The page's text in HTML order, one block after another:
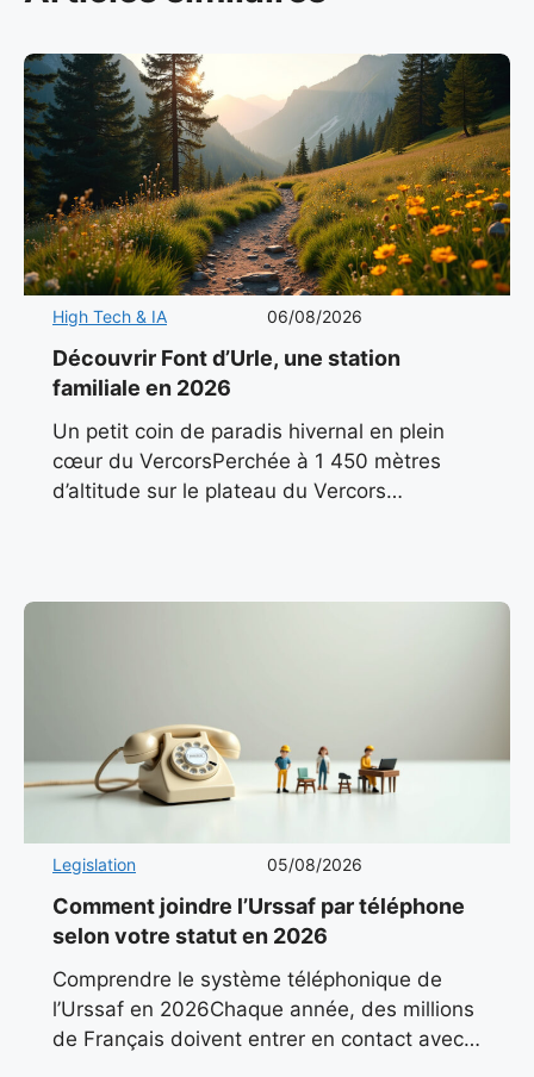
High Tech & IA 06/08/2026
Découvrir Font d’Urle, une station
familiale en 2026
Un petit coin de paradis hivernal en plein
cœur du VercorsPerchée à 1 450 mètres
d’altitude sur le plateau du Vercors
Legislation 05/08/2026
Comment joindre l’Urssaf par téléphone
selon votre statut en 2026
Comprendre le système téléphonique de
l’Urssaf en 2026Chaque année, des millions
de Français doivent entrer en contact avec